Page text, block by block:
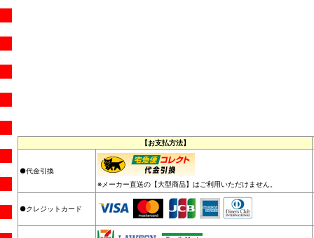
【お支払方法】
●代金引換
※メーカー直送の【大型商品】はご利用いただけません。
●クレジットカード